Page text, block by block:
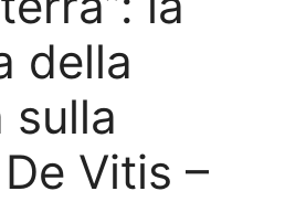
della
sulla
Vitis –